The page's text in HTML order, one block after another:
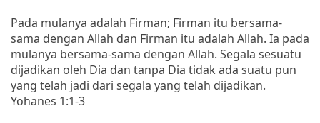
Pada mulanya adalah Firman; Firman itu bersama-
sama dengan Allah dan Firman itu adalah Allah. Ia pada
mulanya bersama-sama dengan Allah. Segala sesuatu
dijadikan oleh Dia dan tanpa Dia tidak ada suatu pun
yang telah jadi dari segala yang telah dijadikan.
Yohanes 1:1-3